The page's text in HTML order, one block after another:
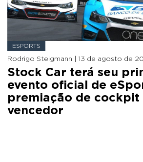
ESPORTS
Rodrigo Steigmann | 13 de agosto de
Stock Car terá seu
evento oficial de
premiação de cockpit
vencedor